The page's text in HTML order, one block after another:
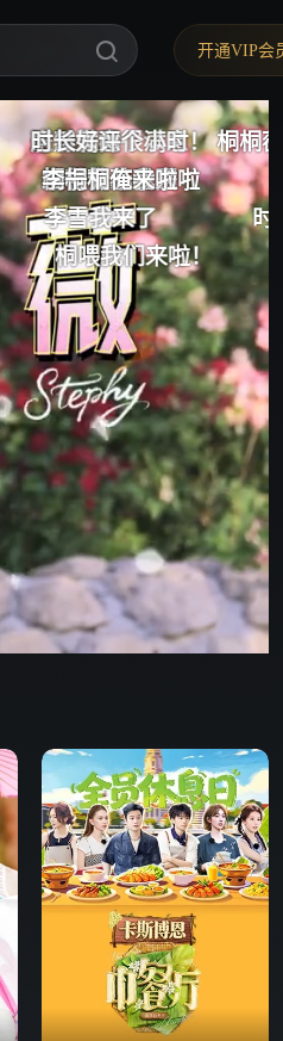
开通VIP会
薇我来啦！
太好了，我们有救了，是
长好评
桐心薇
全是正片播过的